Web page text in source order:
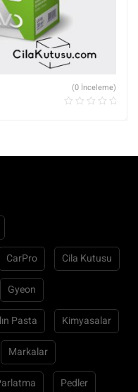
(0 İnceleme)
CarPro Cila Kutusu
Gyeon
Pasta Kimyasalar
Markalar
Pedler